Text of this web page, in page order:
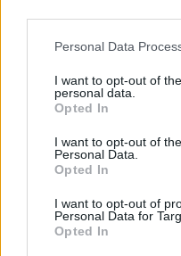
Please note that this
not limited to your visit or
grant or deny consent to
use your data for below
consent section.
Personal Data
I want to opt-out of
personal data.
Opted In
I want to opt-out of
Personal Data.
Opted In
I want to opt-out of
Personal Data for
Opted In
ΧΩΡΊΣ ΚΑΤΗΓΟΡΊΑ
Αϊντραχτ Φρανκφούρτης
ΑΝΑΡΤΗΘΗΚΕ ΑΠΟ ΕΛΕΑΝΑ ΖΑΜΠΑΡΑ